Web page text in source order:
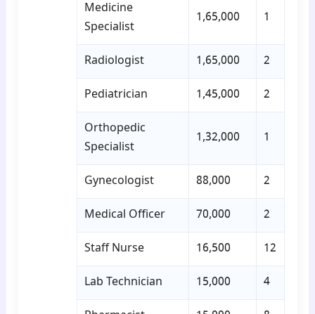
Medicine
Specialist
1,65,000 1
Radiologist 1,65,000 2
Pediatrician 1,45,000 2
Orthopedic
Specialist
1,32,000 1
Gynecologist 88,000 2
Medical Officer 70,000 2
Staff Nurse 16,500 12
Lab Technician 15,000 4